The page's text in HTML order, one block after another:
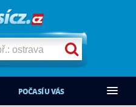
POČASÍ U VÁS